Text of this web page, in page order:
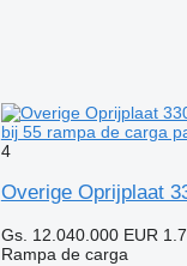
bij 55 rampa de carga
4
Overige Oprijplaat
Gs. 12.040.000 EUR
Rampa de carga